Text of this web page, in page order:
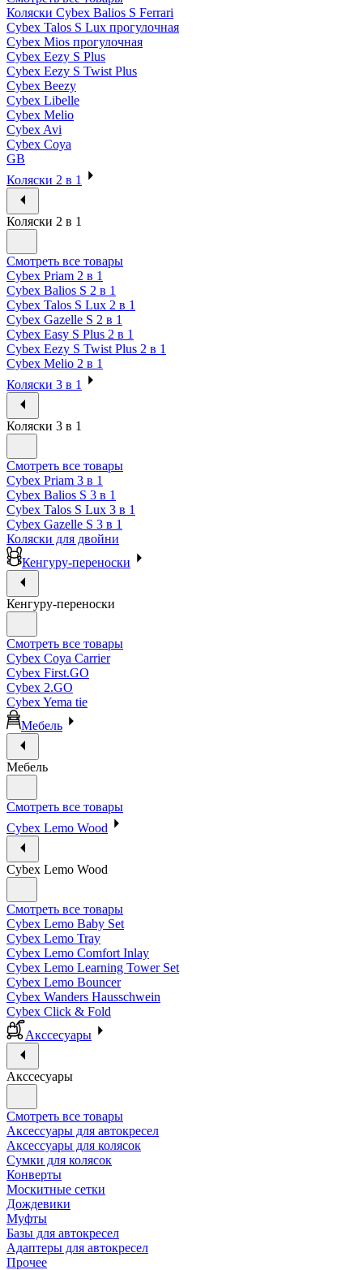
Коляски Cybex Balios S Ferrari
Cybex Talos S Lux прогулочная
Cybex Mios прогулочная
Cybex Eezy S Plus
Cybex Eezy S Twist Plus
Cybex Beezy
Cybex Libelle
Cybex Melio
Cybex Avi
Cybex Coya
GB
Коляски 2 в 1
Коляски 2 в 1
Смотреть все товары
Cybex Priam 2 в 1
Cybex Balios S 2 в 1
Cybex Talos S Lux 2 в 1
Cybex Gazelle S 2 в 1
Cybex Easy S Plus 2 в 1
Cybex Eezy S Twist Plus 2 в 1
Cybex Melio 2 в 1
Коляски 3 в 1
Коляски 3 в 1
Смотреть все товары
Cybex Priam 3 в 1
Cybex Balios S 3 в 1
Cybex Talos S Lux 3 в 1
Cybex Gazelle S 3 в 1
Коляски для двойни
Кенгуру-переноски
Кенгуру-переноски
Смотреть все товары
Cybex Coya Carrier
Cybex First.GO
Cybex 2.GO
Cybex Yema tie
Мебель
Мебель
Смотреть все товары
Cybex Lemo Wood
Cybex Lemo Wood
Смотреть все товары
Cybex Lemo Baby Set
Cybex Lemo Tray
Cybex Lemo Comfort Inlay
Cybex Lemo Learning Tower Set
Cybex Lemo Bouncer
Cybex Wanders Hausschwein
Cybex Click & Fold
Акссесуары
Акссесуары
Смотреть все товары
Аксессуары для автокресел
Аксессуары для колясок
Сумки для колясок
Конверты
Москитные сетки
Дождевики
Муфты
Базы для автокресел
Адаптеры для автокресел
Прочее